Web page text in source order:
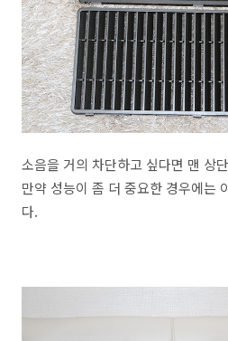
소음을 거의 차단하고 싶다면 맨 상
만약 성능이 좀 더 중요한 경우에는
다.